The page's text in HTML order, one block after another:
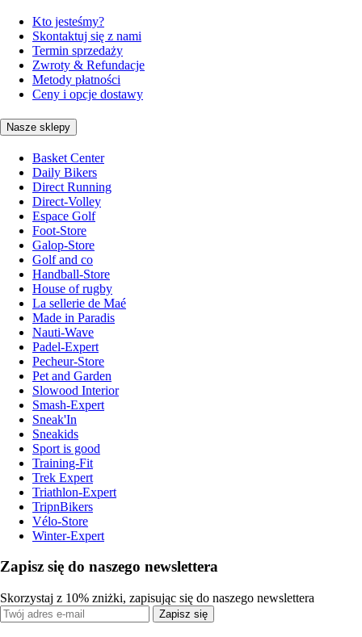
Kto jesteśmy?
Skontaktuj się z nami
Termin sprzedaży
Zwroty & Refundacje
Metody płatności
Ceny i opcje dostawy
Nasze sklepy
Basket Center
Daily Bikers
Direct Running
Direct-Volley
Espace Golf
Foot-Store
Galop-Store
Golf and co
Handball-Store
House of rugby
La sellerie de Maé
Made in Paradis
Nauti-Wave
Padel-Expert
Pecheur-Store
Pet and Garden
Slowood Interior
Smash-Expert
Sneak'In
Sneakids
Sport is good
Training-Fit
Trek Expert
Triathlon-Expert
TripnBikers
Vélo-Store
Winter-Expert
Zapisz się do naszego newslettera
Skorzystaj z 10% zniżki, zapisując się do naszego newslettera
Zapisz się